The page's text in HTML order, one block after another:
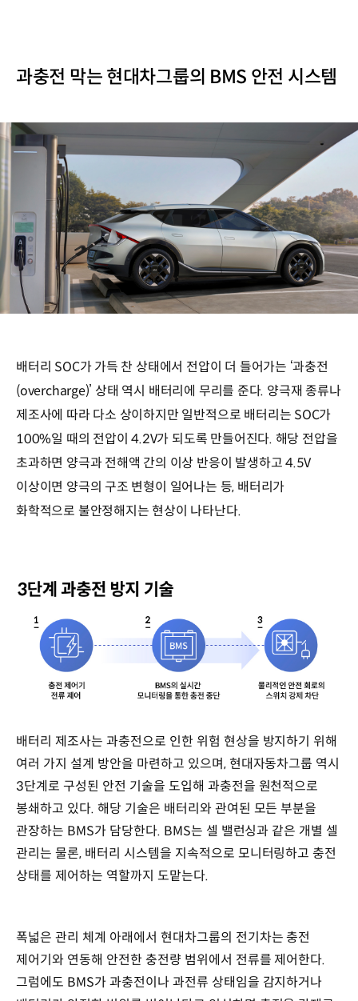
과충전 막는 현대차그룹의 BMS 안전 시스템
배터리 SOC가 가득 찬 상태에서 전압이 더 들어가는 ‘과충전
(overcharge)’ 상태 역시 배터리에 무리를 준다. 양극재 종류나
제조사에 따라 다소 상이하지만 일반적으로 배터리는 SOC가
100%일 때의 전압이 4.2V가 되도록 만들어진다. 해당 전압을
초과하면 양극과 전해액 간의 이상 반응이 발생하고 4.5V
이상이면 양극의 구조 변형이 일어나는 등, 배터리가
화학적으로 불안정해지는 현상이 나타난다.
배터리 제조사는 과충전으로 인한 위험 현상을 방지하기 위해
여러 가지 설계 방안을 마련하고 있으며, 현대자동차그룹 역시
3단계로 구성된 안전 기술을 도입해 과충전을 원천적으로
봉쇄하고 있다. 해당 기술은 배터리와 관여된 모든 부분을
관장하는 BMS가 담당한다. BMS는 셀 밸런싱과 같은 개별 셀
관리는 물론, 배터리 시스템을 지속적으로 모니터링하고 충전
상태를 제어하는 역할까지 도맡는다.
폭넓은 관리 체계 아래에서 현대차그룹의 전기차는 충전
제어기와 연동해 안전한 충전량 범위에서 전류를 제어한다.
그럼에도 BMS가 과충전이나 과전류 상태임을 감지하거나